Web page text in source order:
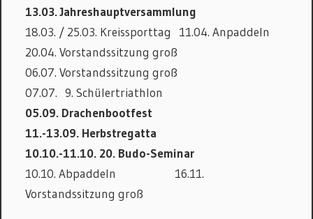
13.03. Jahreshauptversammlung
18.03. / 25.03. Kreissporttag 11.04. Anpaddeln
20.04. Vorstandssitzung groß
06.07. Vorstandssitzung groß
07.07. 9. Schülertriathlon
05.09. Drachenbootfest
11.-13.09. Herbstregatta
10.10.-11.10. 20. Budo-Seminar
10.10. Abpaddeln 16.11.
Vorstandssitzung groß